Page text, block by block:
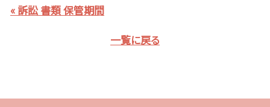
« 訴訟 書類 保管期間
一覧に戻る